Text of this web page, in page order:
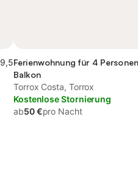
9,5Ferienwohnung für 4
Balkon
Torrox Costa, Torrox
Kostenlose Stornierung
ab50 €pro Nacht